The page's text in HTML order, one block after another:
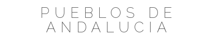
PUEBLOS DE
ANDALUCIA